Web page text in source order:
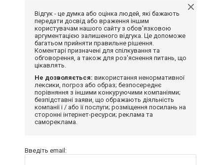
Відгук - це думка або оцінка людей, які бажають
передати досвід або враження іншим
користувачам нашого сайту з обов'язковою
аргументацією залишеного відгука. Це допоможе
багатьом прийняти правильне рішення.
Коментарі призначені для спілкування та
обговорення, а також для роз'яснення питань, що
цікавлять.
Не дозволяється: використання ненормативної
лексики, погроз або образ; безпосереднє
порівняння з іншими конкуруючими компаніями;
безпідставні заяви, що ображають діяльність
компанії і / або її послуги; розміщення посилань на
сторонні інтернет-ресурси; реклама та
самореклама.
Введіть email: